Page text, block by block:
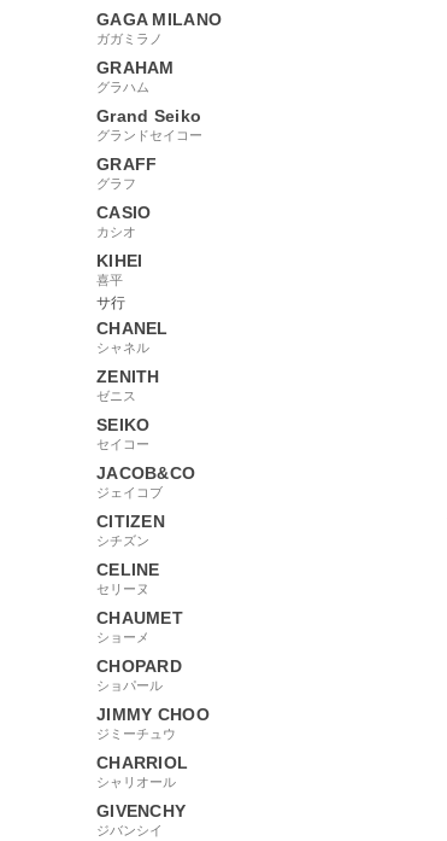
GAGA MILANO
ガガミラノ
GRAHAM
グラハム
Grand Seiko
グランドセイコー
GRAFF
グラフ
CASIO
カシオ
KIHEI
喜平
サ行
CHANEL
シャネル
ZENITH
ゼニス
SEIKO
セイコー
JACOB&CO
ジェイコブ
CITIZEN
シチズン
CELINE
セリーヌ
CHAUMET
ショーメ
CHOPARD
ショパール
JIMMY CHOO
ジミーチュウ
CHARRIOL
シャリオール
GIVENCHY
ジバンシイ